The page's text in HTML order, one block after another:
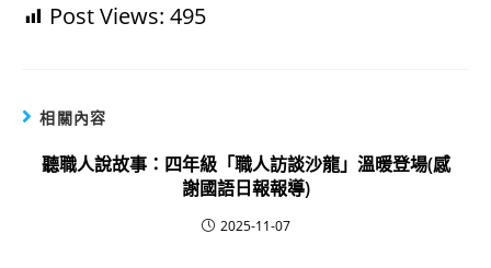
Post Views: 495
相關內容
聽職人說故事：四年級「職人訪談沙龍」溫暖登場(感
謝國語日報報導)
2025-11-07